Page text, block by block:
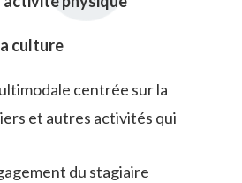
culture
centrée sur la
et autres activités qui
du stagiaire